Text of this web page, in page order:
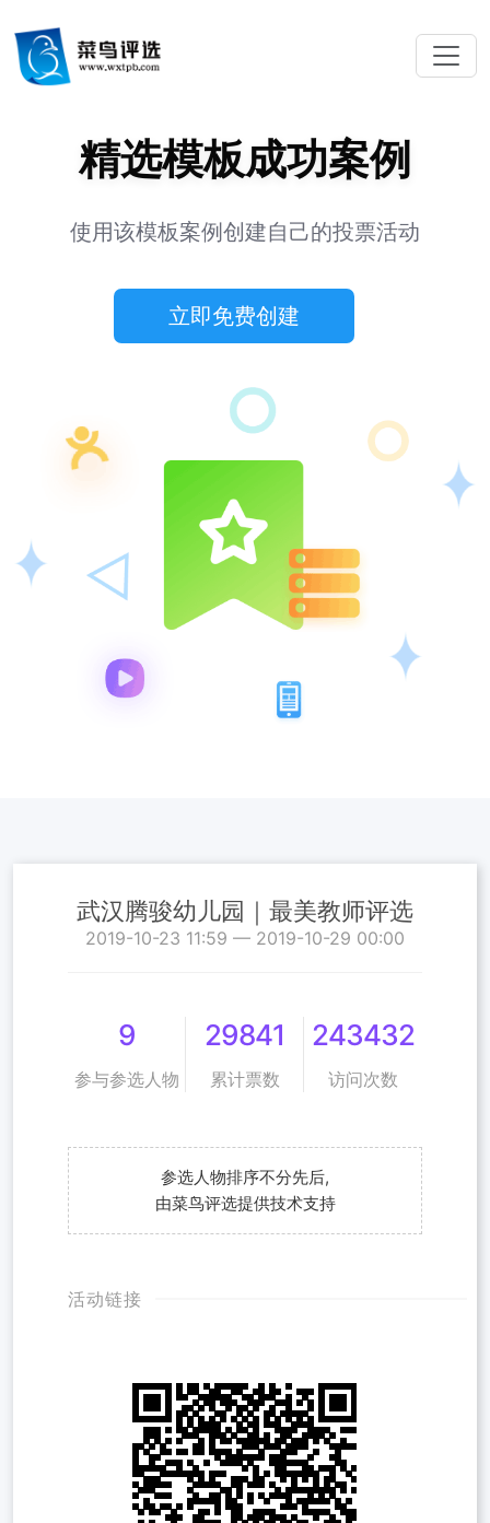
精选模板成功案例
使用该模板案例创建自己的投票活动
立即免费创建
武汉腾骏幼儿园｜最美教师评选
2019-10-23 11:59 — 2019-10-29 00:00
9
参与参选人物
29841
累计票数
243432
访问次数
参选人物排序不分先后,
由菜鸟评选提供技术支持
活动链接